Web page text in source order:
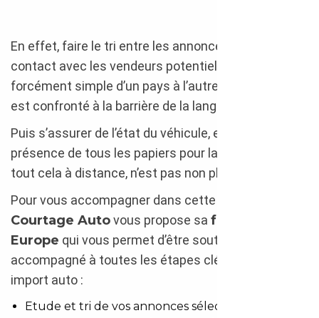
En effet, faire le tri entre les annonces et prendre
contact avec les vendeurs potentiels n’est pas
forcément simple d’un pays à l’autre, surtout si l’on
est confronté à la barrière de la langue.
Puis s’assurer de l’état du véhicule, et de la
présence de tous les papiers pour la transaction,
tout cela à distance, n’est pas non plus chose aisée.
Pour vous accompagner dans cette aventure,
Courtage Autovous propose sa formule
Europe qui vous permet d’être soutenu et
accompagné à toutes les étapes clés de votre
import auto :
Etude et tri de vos annonces sélectionnées